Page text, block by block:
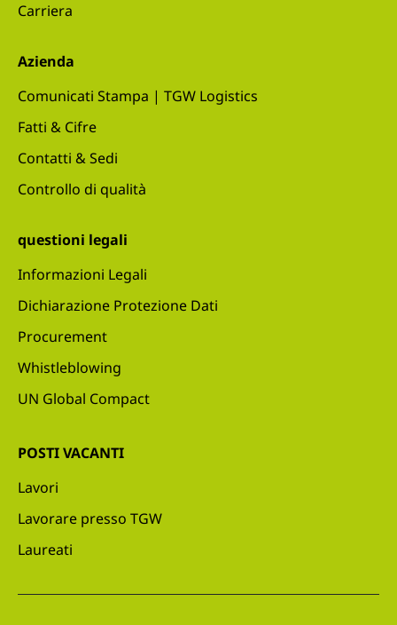
Carriera
Azienda
Comunicati Stampa | TGW Logistics
Fatti & Cifre
Contatti & Sedi
Controllo di qualità
questioni legali
Informazioni Legali
Dichiarazione Protezione Dati
Procurement
Whistleblowing
UN Global Compact
POSTI VACANTI
Lavori
Lavorare presso TGW
Laureati